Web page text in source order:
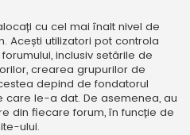
cu cel mai înalt nivel de
Acești utilizatori pot controla
inclusiv setările de
crearea grupurilor de
depind de fondatorul
care le-a dat. De asemenea, au
din fiecare forum, în funcție de
ului.